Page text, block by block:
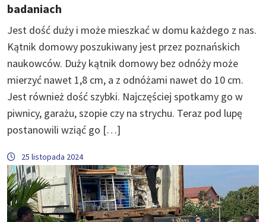
badaniach
Jest dość duży i może mieszkać w domu każdego z nas.
Kątnik domowy poszukiwany jest przez poznańskich
naukowców. Duży kątnik domowy bez odnóży może
mierzyć nawet 1,8 cm, a z odnóżami nawet do 10 cm.
Jest również dość szybki. Najczęściej spotkamy go w
piwnicy, garażu, szopie czy na strychu. Teraz pod lupę
postanowili wziąć go […]
25 listopada 2024